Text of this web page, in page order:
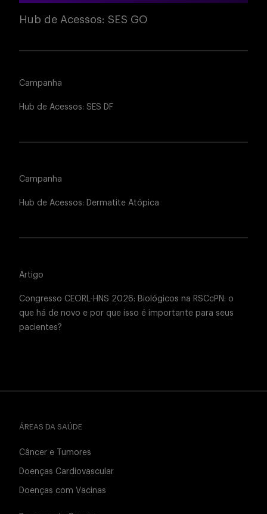
Hub de Acessos: SES GO
Campanha
Hub de Acessos: SES DF
Campanha
Hub de Acessos: Dermatite Atópica
Artigo
Congresso CEORL-HNS 2026: Biológicos na RSCcPN: o
que há de novo e por que isso é importante para seus
pacientes?
ÁREAS DA SAÚDE
Câncer e Tumores
Doenças Cardiovascular
Doenças com Vacinas